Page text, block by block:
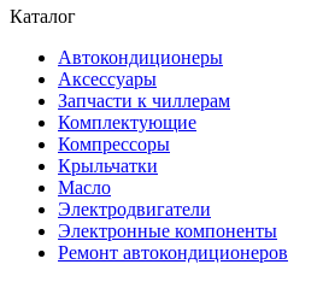
Каталог
Автокондиционеры
Аксессуары
Запчасти к чиллерам
Комплектующие
Компрессоры
Крыльчатки
Масло
Электродвигатели
Электронные компоненты
Ремонт автокондиционеров